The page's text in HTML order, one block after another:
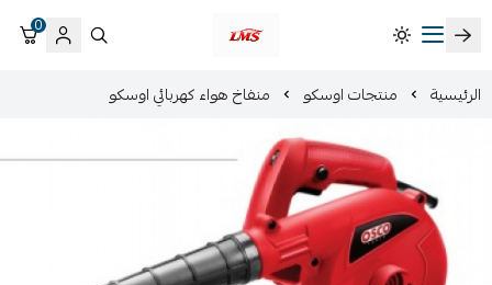
متجر لمسات الشرقية لزينة سيارات LMS
0
الرئيسية منتجات اوسكو منفاخ هواء كهربائي اوسكو